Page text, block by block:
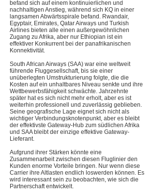
befand sich auf einem kontinuierlichen und
nachhaltigen Anstieg, während sich KQ in einer
langsamen Abwärtsspirale befand. Rwandair,
Egyptair, Emirates, Qatar Airways und Turkish
Airlines bieten alle einen außergewöhnlichen
Zugang zu Afrika, aber nur Ethiopian ist ein
effektiver Konkurrent bei der panafrikanischen
Konnektivität.
South African Airways (SAA) war eine weltweit
führende Fluggesellschaft, bis sie einer
unüberlegten Umstrukturierung folgte, die die
Kosten auf ein unhaltbares Niveau senkte und ihre
Wettbewerbsfähigkeit schwächte. Jahrzehnte
später hat es sich nicht mehr erholt, aber es ist
weiterhin professionell und zuverlässig geblieben.
Seine geografische Lage eignet sich nicht als
wichtiger Verbindungsknotenpunkt, aber es bleibt
der effektivste Gateway-Hub zum südlichen Afrika
und SAA bleibt der einzige effektive Gateway-
Lieferant.
Aufgrund ihrer Stärken könnte eine
Zusammenarbeit zwischen diesen Fluglinier den
Kunden enorme Vorteile bringen. Nur wenn diese
Carrier ihre Altlasten endlich loswerden können. Es
wird interessant sein zu beobachten, wie sich die
Partnerschaft entwickelt.